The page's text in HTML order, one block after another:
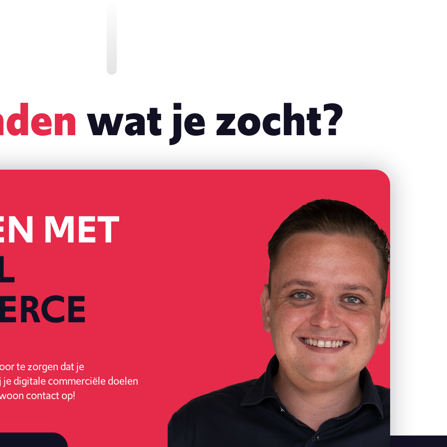
wat je zocht?
MET
te zorgen dat je
digitale commerciële doelen
contact op!